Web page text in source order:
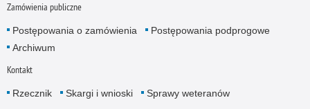
Zamówienia publiczne
Postępowania o zamówienia
Postępowania podprogowe
Archiwum
Kontakt
Rzecznik Skargi i wnioski Sprawy weteranów